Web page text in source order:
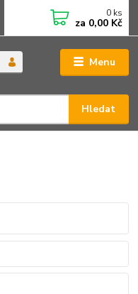
Menu
Hledat
0 ks
za 0,00 Kč